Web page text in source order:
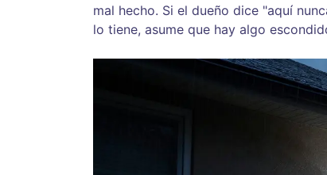
mal hecho. Si el dueño dice "aquí
lo tiene, asume que hay algo